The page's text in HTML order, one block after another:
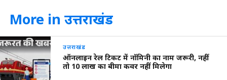
More in उत्तराखंड
उत्तराखंड
ऑनलाइन रेल टिकट में नॉमिनी का नाम जरूरी, नहीं
तो 10 लाख का बीमा कवर नहीं मिलेगा